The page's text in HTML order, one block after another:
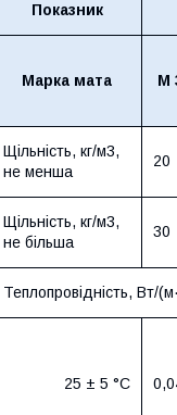
Показник
Марка мата М
Щільність, кг/м3,
не менша
20
Щільність, кг/м3,
не більша
30
Теплопровідність, Вт/
25 ± 5 °С